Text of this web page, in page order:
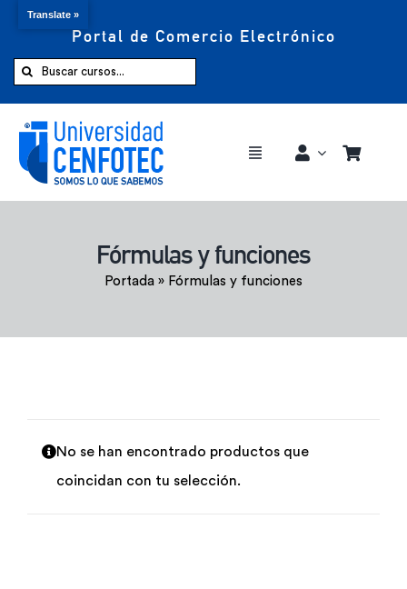
Portal de Comercio Electrónico
Buscar:
Toggle
Comprar ahora
Fórmulas y funciones
Portada » Fórmulas y funciones
No se han encontrado productos que
coincidan con tu selección.
Translate »